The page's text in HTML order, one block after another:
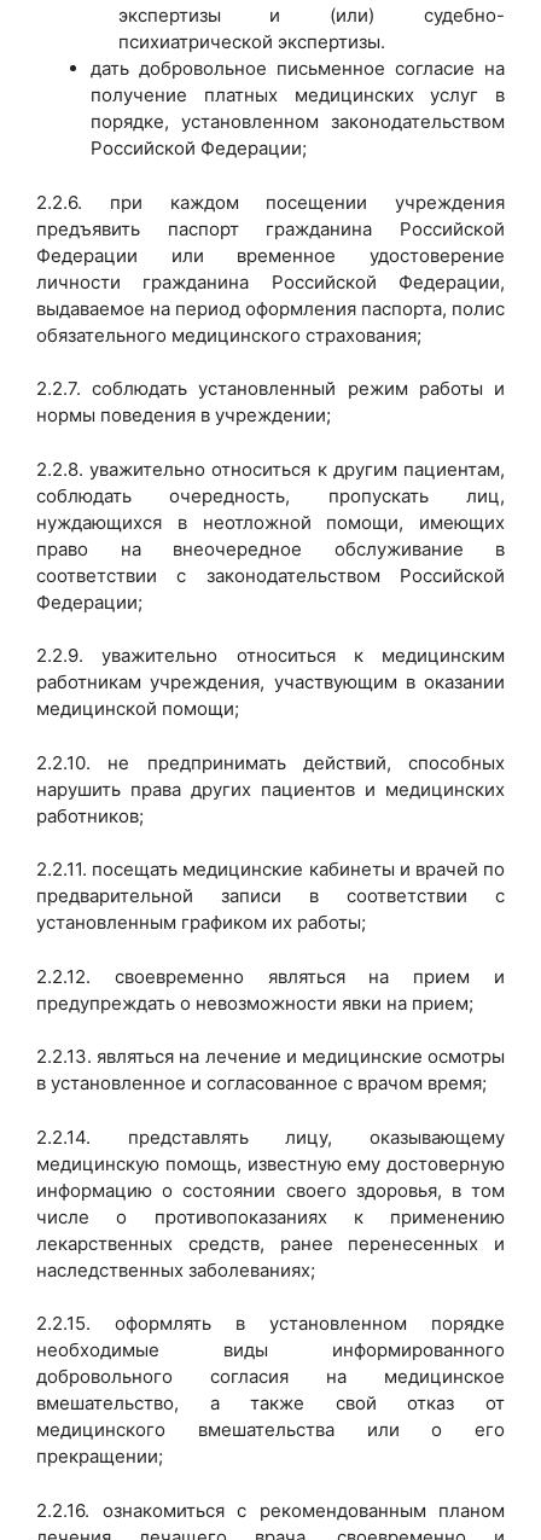
экспертизы и (или) судебно-
психиатрической экспертизы.
дать добровольное письменное согласие на
получение платных медицинских услуг в
порядке, установленном законодательством
Российской Федерации;
2.2.6. при каждом посещении учреждения
предъявить паспорт гражданина Российской
Федерации или временное удостоверение
личности гражданина Российской Федерации,
выдаваемое на период оформления паспорта, полис
обязательного медицинского страхования;
2.2.7. соблюдать установленный режим работы и
нормы поведения в учреждении;
2.2.8. уважительно относиться к другим пациентам,
соблюдать очередность, пропускать лиц,
нуждающихся в неотложной помощи, имеющих
право на внеочередное обслуживание в
соответствии с законодательством Российской
Федерации;
2.2.9. уважительно относиться к медицинским
работникам учреждения, участвующим в оказании
медицинской помощи;
2.2.10. не предпринимать действий, способных
нарушить права других пациентов и медицинских
работников;
2.2.11. посещать медицинские кабинеты и врачей по
предварительной записи в соответствии с
установленным графиком их работы;
2.2.12. своевременно являться на прием и
предупреждать о невозможности явки на прием;
2.2.13. являться на лечение и медицинские осмотры
в установленное и согласованное с врачом время;
2.2.14. представлять лицу, оказывающему
медицинскую помощь, известную ему достоверную
информацию о состоянии своего здоровья, в том
числе о противопоказаниях к применению
лекарственных средств, ранее перенесенных и
наследственных заболеваниях;
2.2.15. оформлять в установленном порядке
необходимые виды информированного
добровольного согласия на медицинское
вмешательство, а также свой отказ от
медицинского вмешательства или о его
прекращении;
2.2.16. ознакомиться с рекомендованным планом